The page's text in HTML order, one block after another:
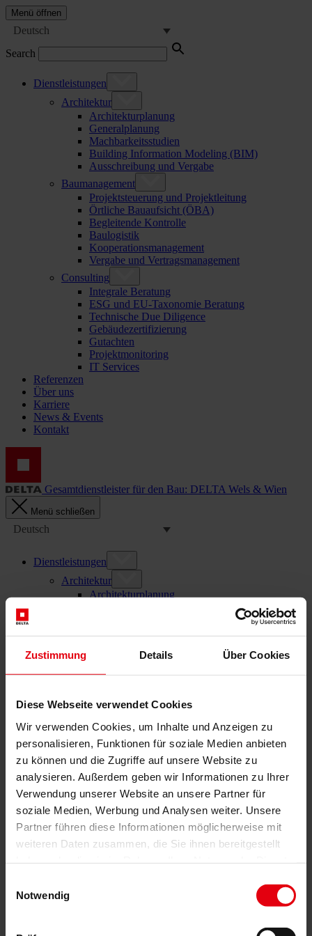
Zustimmung Details Über Cookies
Diese Webseite verwendet Cookies
Wir verwenden Cookies, um Inhalte und Anzeigen zu
personalisieren, Funktionen für soziale Medien anbieten
zu können und die Zugriffe auf unsere Website zu
analysieren. Außerdem geben wir Informationen zu Ihrer
Verwendung unserer Website an unsere Partner für
soziale Medien, Werbung und Analysen weiter. Unsere
Partner führen diese Informationen möglicherweise mit
weiteren Daten zusammen, die Sie ihnen bereitgestellt
Notwendig
Menü öffnen
Deutsch
Search
Dienstleistungen
Architektur
Architekturplanung
Generalplanung
Machbarkeitsstudien
Building Information Modeling (BIM)
Ausschreibung und Vergabe
Baumanagement
Projektsteuerung und Projektleitung
Örtliche Bauaufsicht (ÖBA)
Begleitende Kontrolle
Baulogistik
Kooperationsmanagement
Vergabe und Vertragsmanagement
Consulting
Integrale Beratung
ESG und EU-Taxonomie Beratung
Technische Due Diligence
Gebäudezertifizierung
Gutachten
Projektmonitoring
IT Services
Referenzen
Über uns
Karriere
News & Events
Kontakt
Gesamtdienstleister für den Bau: DELTA Wels & Wien
Menü schließen
Deutsch
Dienstleistungen
Architektur
Architekturplanung
Baumanagement
Projektsteuerung und Projektleitung
Begleitende Kontrolle
Kooperationsmanagement
Vergabe und Vertragsmanagement
Consulting
Integrale Beratung
ESG und EU-Taxonomie Beratung
Technische Due Diligence
Gebäudezertifizierung
Gutachten
Projektmonitoring
IT Services
News & Events